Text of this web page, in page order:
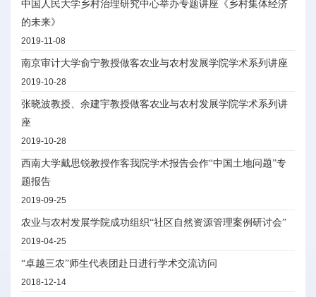
中国人民大学乡村治理研究中心举办专题讲座《乡村集体经济
的未来》
2019-11-08
南京审计大学俞宁教授做客农业与农村发展学院学术系列讲座
2019-10-28
张晓波教授、余建宇教授做客农业与农村发展学院学术系列讲
座
2019-10-28
西南大学戴思锐教授作客我院学术报告会作“中国土地问题”专
题报告
2019-09-25
农业与农村发展学院成功组织“社区自然资源管理案例研讨会”
2019-04-25
“卓越三农”师生代表团赴日进行学术交流访问
2018-12-14